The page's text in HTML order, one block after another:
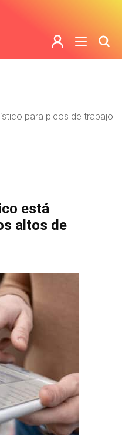
para picos de trabajo
está
altos de